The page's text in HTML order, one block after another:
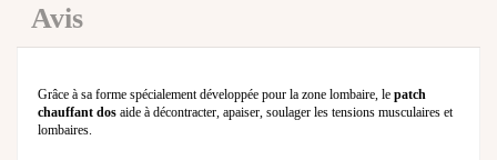
Avis
Grâce à sa forme spécialement développée pour la zone lombaire, le patch
chauffant dos aide à décontracter, apaiser, soulager les tensions musculaires et
lombaires.